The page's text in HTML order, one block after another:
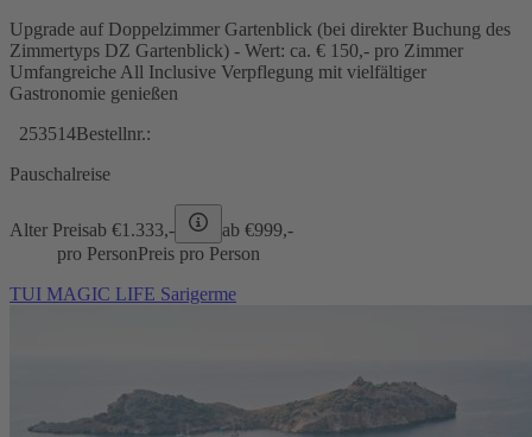
Upgrade auf Doppelzimmer Gartenblick (bei direkter Buchung des
Zimmertyps DZ Gartenblick) - Wert: ca. € 150,- pro Zimmer
Umfangreiche All Inclusive Verpflegung mit vielfältiger
Gastronomie genießen
253514Bestellnr.:
Pauschalreise
Alter Preisab €1.333,- ab €999,-
pro PersonPreis pro Person
TUI MAGIC LIFE Sarigerme